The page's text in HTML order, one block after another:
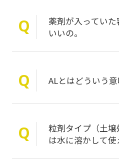
Q
薬剤が入ってい
いいの。
Q ALとはどういう意
Q
粒剤タイプ（土
は水に溶かして使